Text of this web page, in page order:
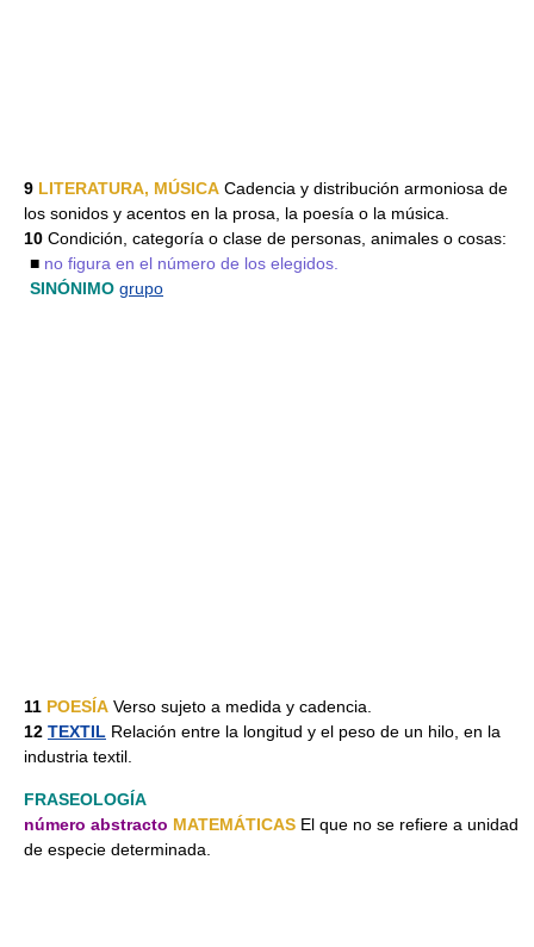
9 LITERATURA, MÚSICA Cadencia y distribución armoniosa de
los sonidos y acentos en la prosa, la poesía o la música.
10 Condición, categoría o clase de personas, animales o cosas:
■ no figura en el número de los elegidos.
SINÓNIMO grupo
11 POESÍA Verso sujeto a medida y cadencia.
12 TEXTIL Relación entre la longitud y el peso de un hilo, en la
industria textil.
FRASEOLOGÍA
número abstracto MATEMÁTICAS El que no se refiere a unidad
de especie determinada.